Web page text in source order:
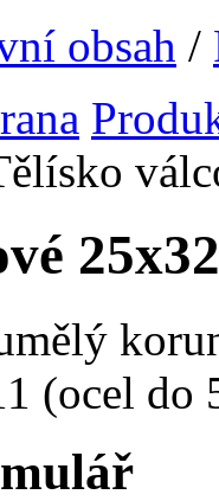
obsah /
(ocel do